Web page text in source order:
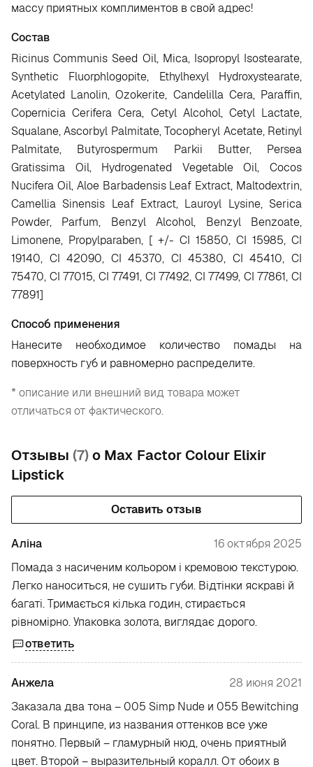
массу приятных комплиментов в свой адрес!
Состав
Ricinus Communis Seed Oil, Mica, Isopropyl Isostearate,
Synthetic Fluorphlogopite, Ethylhexyl Hydroxystearate,
Acetylated Lanolin, Ozokerite, Candelilla Cera, Paraffin,
Copernicia Cerifera Cera, Cetyl Alcohol, Cetyl Lactate,
Squalane, Ascorbyl Palmitate, Tocopheryl Acetate, Retinyl
Palmitate, Butyrospermum Parkii Butter, Persea
Gratissima Oil, Hydrogenated Vegetable Oil, Cocos
Nucifera Oil, Aloe Barbadensis Leaf Extract, Maltodextrin,
Camellia Sinensis Leaf Extract, Lauroyl Lysine, Serica
Powder, Parfum, Benzyl Alcohol, Benzyl Benzoate,
Limonene, Propylparaben, [ +/- CI 15850, CI 15985, CI
19140, CI 42090, CI 45370, CI 45380, CI 45410, CI
75470, CI 77015, CI 77491, CI 77492, CI 77499, CI 77861, CI
77891]
Способ применения
Нанесите необходимое количество помады на
поверхность губ и равномерно распределите.
* описание или внешний вид товара может
отличаться от фактического.
Отзывы (7)о Max Factor Colour Elixir
Lipstick
Оставить отзыв
Аліна
16 октября 2025
Помада з насиченим кольором і кремовою текстурою.
Легко наноситься, не сушить губи. Відтінки яскраві й
багаті. Тримається кілька годин, стирається
рівномірно. Упаковка золота, виглядає дорого.
ответить
Анжела
28 июня 2021
Заказала два тона – 005 Simp Nude и 055 Bewitching
Coral. В принципе, из названия оттенков все уже
понятно. Первый – гламурный нюд, очень приятный
цвет. Второй – выразительный коралл. От обоих в